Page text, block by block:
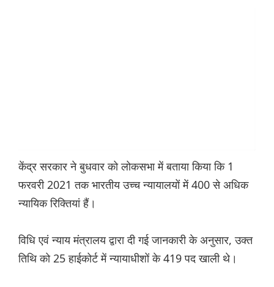
केंद्र सरकार ने बुधवार को लोकसभा में बताया किया कि 1
फरवरी 2021 तक भारतीय उच्च न्यायालयों में 400 से अधिक
न्यायिक रिक्तियां हैं।
विधि एवं न्याय मंत्रालय द्वारा दी गई जानकारी के अनुसार, उक्त
तिथि को 25 हाईकोर्ट में न्यायाधीशों के 419 पद खाली थे।